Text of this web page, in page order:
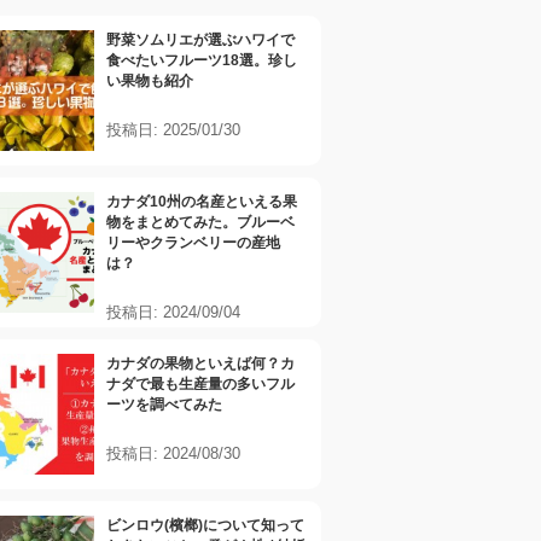
野菜ソムリエが選ぶハワイで
食べたいフルーツ18選。珍し
い果物も紹介
投稿日: 2025/01/30
カナダ10州の名産といえる果
物をまとめてみた。ブルーベ
リーやクランベリーの産地
は？
投稿日: 2024/09/04
カナダの果物といえば何？カ
ナダで最も生産量の多いフル
ーツを調べてみた
投稿日: 2024/08/30
ビンロウ(檳榔)について知って